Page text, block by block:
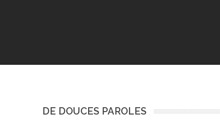
DE DOUCES PAROLES